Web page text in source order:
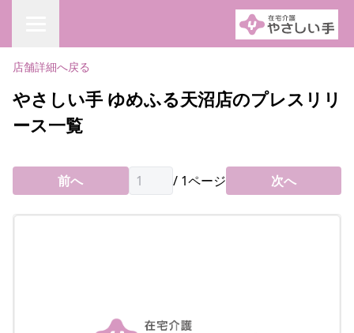
店舗詳細へ戻る
やさしい手 ゆめふる天沼店のプレスリリ
ース一覧
前へ / 1ページ 次へ